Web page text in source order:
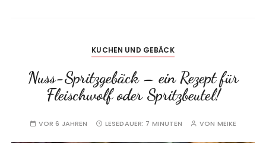
KUCHEN UND GEBÄCK
Nuss-Spritzgebäck – ein Rezept für
Fleischwolf oder Spritzbeutel!
VOR 6 JAHREN LESEDAUER: 7 MINUTEN VON MEIKE